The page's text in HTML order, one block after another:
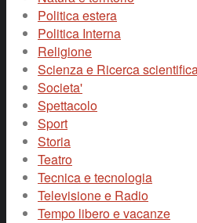
Politica estera
Politica Interna
Religione
Scienza e Ricerca
Societa'
Spettacolo
Sport
Storia
Teatro
Tecnica e tecnologia
Televisione e Radio
Tempo libero e vacanze